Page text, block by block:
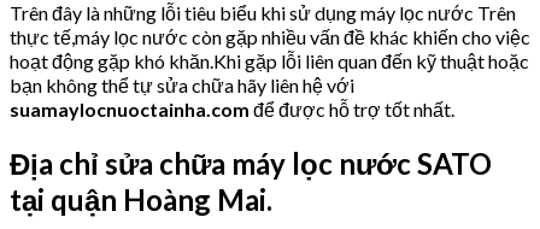
Trên đây là những lỗi tiêu biểu khi sử dụng máy lọc nước Trên
thực tế,máy lọc nước còn gặp nhiều vấn đề khác khiến cho việc
hoạt động gặp khó khăn.Khi gặp lỗi liên quan đến kỹ thuật hoặc
bạn không thể tự sửa chữa hãy liên hệ với
suamaylocnuoctainha.com để được hỗ trợ tốt nhất.
Địa chỉ sửa chữa máy lọc nước SATO
tại quận Hoàng Mai.